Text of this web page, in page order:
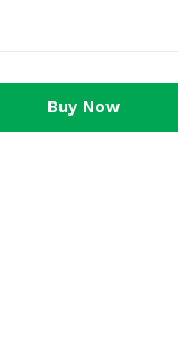
Buy Now